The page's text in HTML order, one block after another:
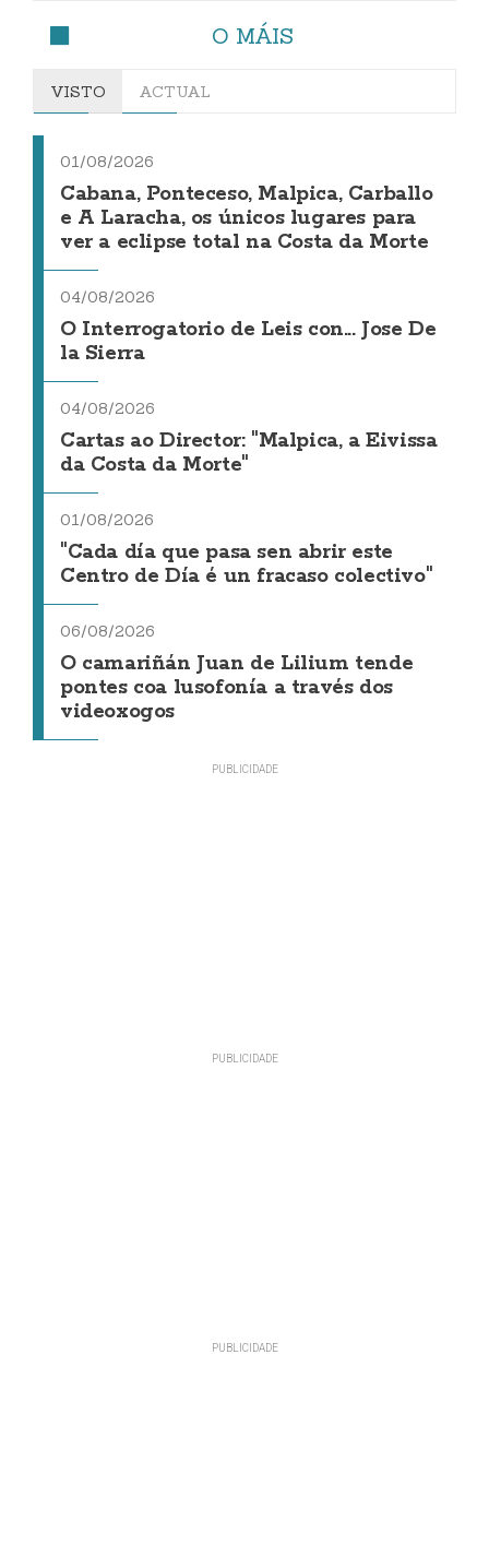
O MÁIS
VISTO ACTUAL
01/08/2026
Cabana, Ponteceso, Malpica, Carballo
e A Laracha, os únicos lugares para
ver a eclipse total na Costa da Morte
04/08/2026
O Interrogatorio de Leis con... Jose De
la Sierra
04/08/2026
Cartas ao Director: "Malpica, a Eivissa
da Costa da Morte"
01/08/2026
"Cada día que pasa sen abrir este
Centro de Día é un fracaso colectivo"
06/08/2026
O camariñán Juan de Lilium tende
pontes coa lusofonía a través dos
videoxogos